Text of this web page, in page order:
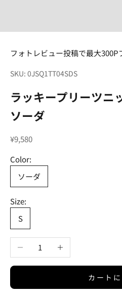
フォトレビュー投稿で最大300P
SKU: 0JSQ1TT04SDS
ラッキープリーツニ
ソーダ
セール価格
¥9,580
Color:
ソーダ
Size:
S
数量を減らす 数量を増やす
カート